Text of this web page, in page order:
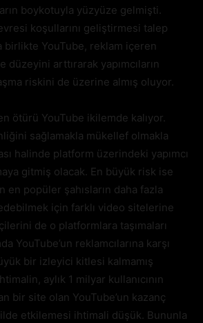
boykotuyla yüzyüze gelmişti.
koşullarını geliştirmesi talep
birlikte YouTube, reklam içeren
arttırarak yapımcıların
riskini de üzerine almış oluyor.
ötürü YouTube ikilemde kalıyor.
sağlamakla mükellef olmakla
halinde platform üzerindeki yapımcı
gitmiş olacak. En büyük risk ise
en popüler şahısların daha fazla
için farklı video sitelerine
de o platformlara taşımaları
YouTube’un reklamcılarına karşı
bir izleyici kitlesi kalmamış
aylık 1 milyar kullanıcının
bir site olan YouTube’un kazanç
etkilemesi ihtimali düşük. Bununla